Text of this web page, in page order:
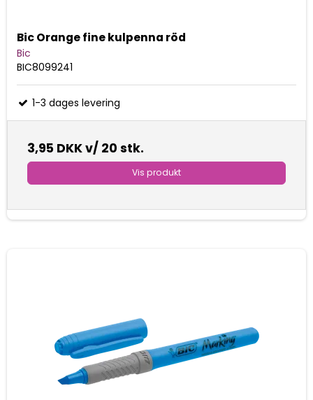
Bic Orange fine kulpenna röd
Bic
BIC8099241
1-3 dages levering
3,95 DKKv/ 20 stk.
Vis produkt